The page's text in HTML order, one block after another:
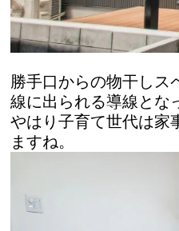
勝手口からの物干しス
線に出られる導線とな
やはり子育て世代は家
ますね。